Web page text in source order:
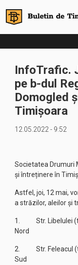
InfoTrafic.
pe b-dul
Domogled
Timișoara
12.05.2022 - 9:52
Societatea Drumuri
și întreținere în
Astfel, joi, 12 mai,
a străzilor, aleilor și
1. Str. Libelulei
Nord
2. Str. Feleacul
Sud